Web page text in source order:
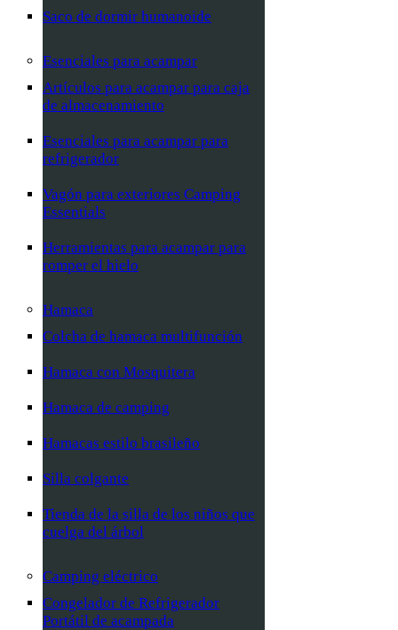
Saco de dormir humanoide
Esenciales para acampar
Artículos para acampar para caja
de almacenamiento
Esenciales para acampar para
refrigerador
Vagón para exteriores Camping
Essentials
Herramientas para acampar para
romper el hielo
Hamaca
Colcha de hamaca multifunción
Hamaca con Mosquitera
Hamaca de camping
Hamacas estilo brasileño
Silla colgante
Tienda de la silla de los niños que
cuelga del árbol
Camping eléctrico
Congelador de Refrigerador
Portátil de acampada